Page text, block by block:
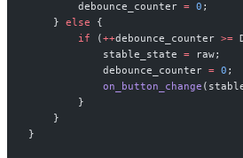
        debounce_counter
= 0 ;
    }
else {
        if
(++debounce_counter >=
            stable_state
= raw;
            debounce_counter
= 0 ;
            on_button_change
        }
    }
}